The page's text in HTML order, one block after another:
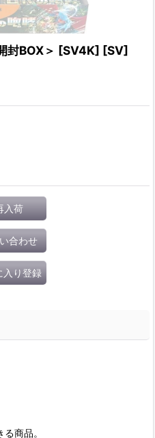
封BOX＞ [SV4K] [SV]
入荷
合わせ
入り登録
商品。